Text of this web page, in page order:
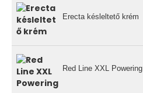
Erecta késleltető krém
Red Line XXL Powering